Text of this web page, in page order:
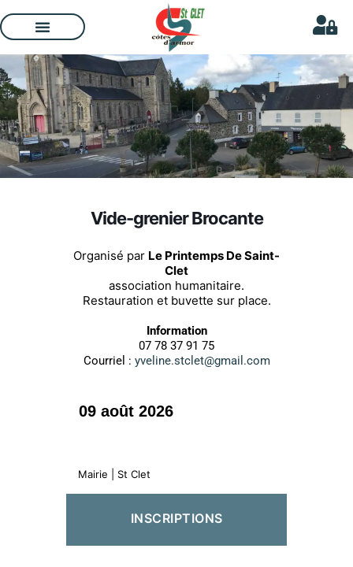
Vide-grenier Brocante
Organisé par Le Printemps De Saint-
Clet
association humanitaire.
Restauration et buvette sur place.
Information
07 78 37 91 75
Courriel : yveline.stclet@gmail.com
09 août 2026
Mairie | St Clet
INSCRIPTIONS